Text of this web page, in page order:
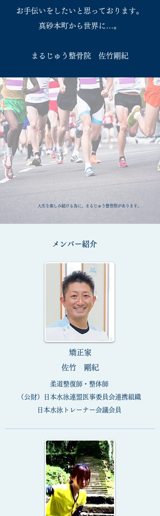
お手伝いをしたいと思っております。
真砂本町から世界に…。
まるじゅう整骨院 佐竹剛紀
​人生を楽しみ続ける為に、まるじゅう整骨院があります。
メンバー紹介
矯正家
佐竹 剛紀
柔道整復師・整体師
（公財）日本水泳連盟医事委員会連携組織
日本水泳トレーナー会議会員